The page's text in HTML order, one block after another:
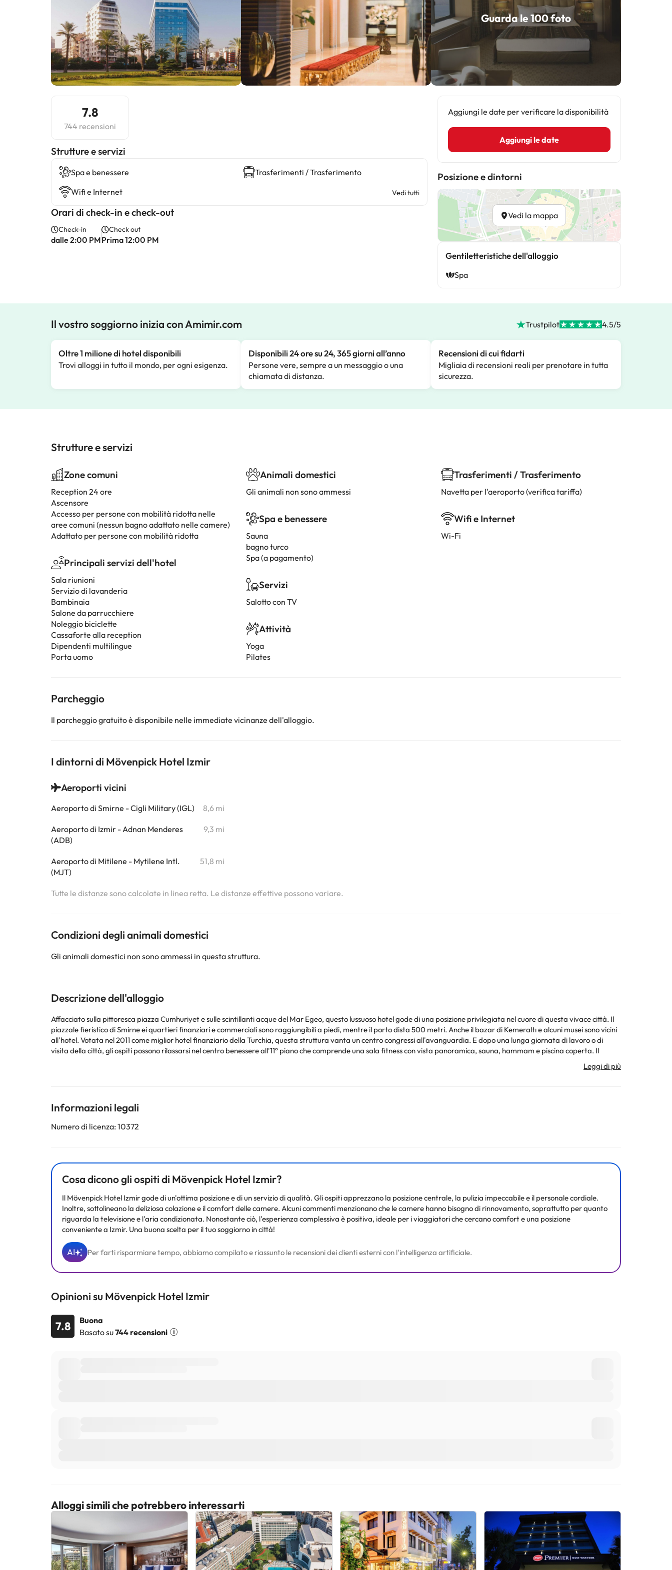
Guarda le 100 foto
7.8
744 recensioni
​Strutture e servizi
Spa e benessere
Trasferimenti / Trasferimento
Wifi e Internet
Vedi tutti
Orari di check-in e check-out
Check-in
dalle 2:00 PM
Check out
Prima 12:00 PM
Aggiungi le date per verificare la disponibilità
Aggiungi le date
Posizione e dintorni
Vedi la mappa
Gentiletteristiche dell'alloggio
Spa
Il vostro soggiorno inizia con Amimir.com Trustpilot 4.5/5
Oltre 1 milione di hotel disponibili
Trovi alloggi in tutto il mondo, per ogni esigenza.
Disponibili 24 ore su 24, 365 giorni all’anno
Persone vere, sempre a un messaggio o una
chiamata di distanza.
Recensioni di cui fidarti
Migliaia di recensioni reali per prenotare in tutta
sicurezza.
Strutture e servizi
Zone comuni
Reception 24 ore
Ascensore
Accesso per persone con mobilità ridotta nelle
aree comuni (nessun bagno adattato nelle camere)
Adattato per persone con mobilità ridotta
Principali servizi dell'hotel
Sala riunioni
Servizio di lavanderia
Bambinaia
Salone da parrucchiere
Noleggio biciclette
Cassaforte alla reception
Dipendenti multilingue
Porta uomo
Animali domestici
Gli animali non sono ammessi
Spa e benessere
Sauna
bagno turco
Spa (a pagamento)
Servizi
Salotto con TV
Attività
Yoga
Pilates
Trasferimenti / Trasferimento
Navetta per l'aeroporto (verifica tariffa)
Wifi e Internet
Wi-Fi
Parcheggio
Il parcheggio gratuito è disponibile nelle immediate vicinanze dell'alloggio.
I dintorni di Mövenpick Hotel Izmir
Aeroporti vicini
Aeroporto di Smirne - Cigli Military (IGL) 8,6 mi
Aeroporto di Izmir - Adnan Menderes
(ADB)
9,3 mi
Aeroporto di Mitilene - Mytilene Intl.
(MJT)
51,8 mi
Tutte le distanze sono calcolate in linea retta. Le distanze effettive possono variare.
Condizioni degli animali domestici
Gli animali domestici non sono ammessi in questa struttura.
Descrizione dell'alloggio
Affacciato sulla pittoresca piazza Cumhuriyet e sulle scintillanti acque del Mar Egeo, questo lussuoso hotel gode di una posizione privilegiata nel cuore di questa vivace città. Il
piazzale fieristico di Smirne ei quartieri finanziari e commerciali sono raggiungibili a piedi, mentre il porto dista 500 metri. Anche il bazar di Kemeraltı e alcuni musei sono vicini
all'hotel. Votata nel 2011 come miglior hotel finanziario della Turchia, questa struttura vanta un centro congressi all'avanguardia. E dopo una lunga giornata di lavoro o di
visita della città, gli ospiti possono rilassarsi nel centro benessere all'11° piano che comprende una sala fitness con vista panoramica, sauna, hammam e piscina coperta. Il
ristorante in stile moderno offre anche viste incredibili e delizia i commensali con la sua cucina turca e internazionale. Il lounge bar dell'attico è il posto migliore per concludere la
Alcuni dei servizi dettagliati possono essere pagati
proprio servizio di ristorazione in base alle esigenze. Queste informazioni sono soggette a modifiche da parte della struttura ricettiva.
Informazioni legali
Numero di licenza: 10372
Cosa dicono gli ospiti di Mövenpick Hotel Izmir?
Il Mövenpick Hotel Izmir gode di un'ottima posizione e di un servizio di qualità. Gli ospiti apprezzano la posizione centrale, la pulizia impeccabile e il personale cordiale.
Inoltre, sottolineano la deliziosa colazione e il comfort delle camere. Alcuni commenti menzionano che le camere hanno bisogno di rinnovamento, soprattutto per quanto
riguarda la televisione e l'aria condizionata. Nonostante ciò, l'esperienza complessiva è positiva, ideale per i viaggiatori che cercano comfort e una posizione
conveniente a Izmir. Una buona scelta per il tuo soggiorno in città!
AI Per farti risparmiare tempo, abbiamo compilato e riassunto le recensioni dei clienti esterni con l'intelligenza artificiale.
Opinioni su Mövenpick Hotel Izmir
7.8
Buona
Basato su744 recensioni
Alloggi simili che potrebbero interessarti